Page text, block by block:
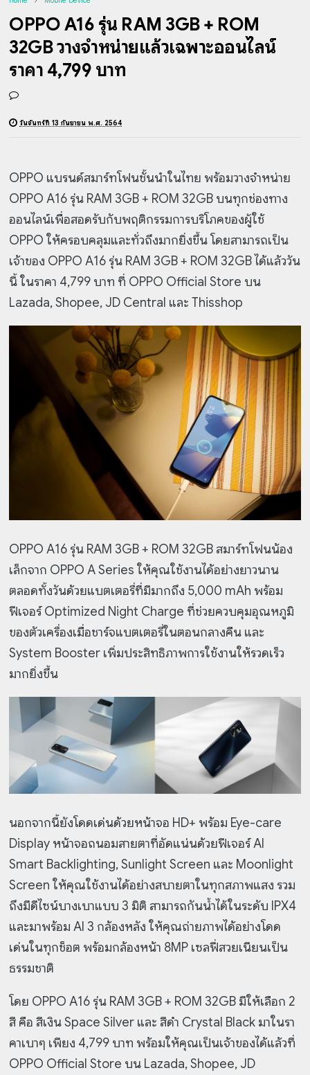
OPPO A16 รุ่น RAM 3GB + ROM
32GB วางจำหน่ายแล้วเฉพาะออนไลน์
ราคา 4,799 บาท
วันจันทร์ที่ 13 กันยายน พ.ศ. 2564
OPPO แบรนด์สมาร์ทโฟนชั้นนำในไทย พร้อมวางจำหน่าย
OPPO A16 รุ่น RAM 3GB + ROM 32GB บนทุกช่องทาง
ออนไลน์เพื่อสอดรับกับพฤติกรรมการบริโภคของผู้ใช้
OPPO ให้ครอบคลุมและทั่วถึงมากยิ่งขึ้น โดยสามารถเป็น
เจ้าของ OPPO A16 รุ่น RAM 3GB + ROM 32GB ได้แล้ววัน
นี้ ในราคา 4,799 บาท ที่ OPPO Official Store บน
Lazada, Shopee, JD Central และ Thisshop
OPPO A16 รุ่น RAM 3GB + ROM 32GB สมาร์ทโฟนน้อง
เล็กจาก OPPO A Series ให้คุณใช้งานได้อย่างยาวนาน
ตลอดทั้งวันด้วยแบตเตอรี่ที่มีมากถึง 5,000 mAh พร้อม
ฟีเจอร์ Optimized Night Charge ที่ช่วยควบคุมอุณหภูมิ
ของตัวเครื่องเมื่อชาร์จแบตเตอรี่ในตอนกลางคืน และ
System Booster เพิ่มประสิทธิภาพการใช้งานให้รวดเร็ว
มากยิ่งขึ้น
นอกจากนี้ยังโดดเด่นด้วยหน้าจอ HD+ พร้อม Eye-care
Display หน้าจอถนอมสายตาที่อัดแน่นด้วยฟีเจอร์ AI
Smart Backlighting, Sunlight Screen และ Moonlight
Screen ให้คุณใช้งานได้อย่างสบายตาในทุกสภาพแสง รวม
ถึงมีดีไซน์บางเบาแบบ 3 มิติ สามารถกันน้ำได้ในระดับ IPX4
และมาพร้อม AI 3 กล้องหลัง ให้คุณถ่ายภาพได้อย่างโดด
เด่นในทุกช็อต พร้อมกล้องหน้า 8MP เซลฟี่สวยเนียนเป็น
ธรรมชาติ
โดย OPPO A16 รุ่น RAM 3GB + ROM 32GB มีให้เลือก 2
สี คือ สีเงิน Space Silver และ สีดำ Crystal Black มาในรา
คาเบาๆ เพียง 4,799 บาท พร้อมให้คุณเป็นเจ้าของได้แล้วที่
OPPO Official Store บน Lazada, Shopee, JD